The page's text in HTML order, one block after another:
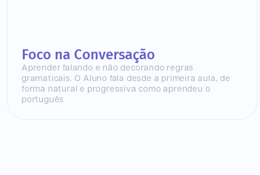
Foco na Conversação
Aprender falando e não decorando regras
gramaticais. O Aluno fala desde a primeira aula, de
forma natural e progressiva como aprendeu o
português